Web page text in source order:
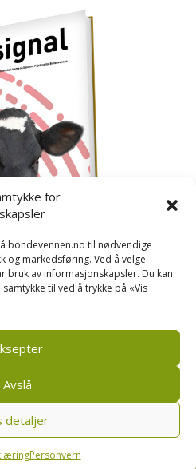
for
bondevennen.no til nødvendige
og markedsføring. Ved å velge
bruk av informasjonskapsler. Du kan
til ved å trykke på «Vis
Avslå
detaljer
Personvern
sentrum, 4001 Stavanger
og cookies regler